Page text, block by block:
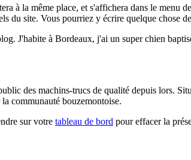
à la même place, et s'affichera dans le menu
du site. Vous pourriez y écrire quelque chose
J'habite à Bordeaux, j'ai un super chien
des machins-trucs de qualité depuis lors.
communauté bouzemontoise.
sur votre tableau de bord pour effacer la